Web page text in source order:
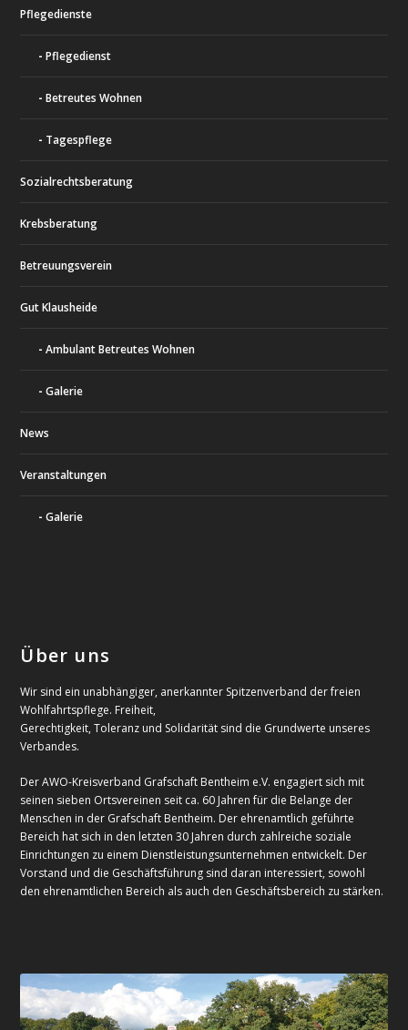
Pflegedienste
Pflegedienst
Betreutes Wohnen
Tagespflege
Sozialrechtsberatung
Krebsberatung
Betreuungsverein
Gut Klausheide
Ambulant Betreutes Wohnen
Galerie
News
Veranstaltungen
Galerie
Über uns
Wir sind ein unabhängiger, anerkannter Spitzenverband der freien
Wohlfahrtspflege. Freiheit,
Gerechtigkeit, Toleranz und Solidarität sind die Grundwerte unseres
Verbandes.
Der AWO-Kreisverband Grafschaft Bentheim e.V. engagiert sich mit
seinen sieben Ortsvereinen seit ca. 60 Jahren für die Belange der
Menschen in der Grafschaft Bentheim. Der ehrenamtlich geführte
Bereich hat sich in den letzten 30 Jahren durch zahlreiche soziale
Einrichtungen zu einem Dienstleistungsunternehmen entwickelt. Der
Vorstand und die Geschäftsführung sind daran interessiert, sowohl
den ehrenamtlichen Bereich als auch den Geschäftsbereich zu stärken.